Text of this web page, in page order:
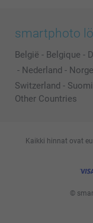
smartphoto
België - Belgique -
- Nederland - Norge
Switzerland - Suomi
Other Countries
©
Kaikki hinnat ovat